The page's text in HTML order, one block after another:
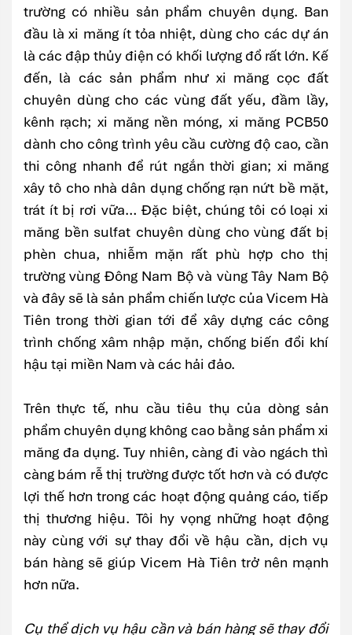
trường có nhiều sản phẩm chuyên dụng. Ban
đầu là xi măng ít tỏa nhiệt, dùng cho các dự án
là các đập thủy điện có khối lượng đổ rất lớn. Kế
đến, là các sản phẩm như xi măng cọc đất
chuyên dùng cho các vùng đất yếu, đầm lầy,
kênh rạch; xi măng nền móng, xi măng PCB50
dành cho công trình yêu cầu cường độ cao, cần
thi công nhanh để rút ngắn thời gian; xi măng
xây tô cho nhà dân dụng chống rạn nứt bề mặt,
trát ít bị rơi vữa… Đặc biệt, chúng tôi có loại xi
măng bền sulfat chuyên dùng cho vùng đất bị
phèn chua, nhiễm mặn rất phù hợp cho thị
trường vùng Đông Nam Bộ và vùng Tây Nam Bộ
và đây sẽ là sản phẩm chiến lược của Vicem Hà
Tiên trong thời gian tới để xây dựng các công
trình chống xâm nhập mặn, chống biến đổi khí
hậu tại miền Nam và các hải đảo.
Trên thực tế, nhu cầu tiêu thụ của dòng sản
phẩm chuyên dụng không cao bằng sản phẩm xi
măng đa dụng. Tuy nhiên, càng đi vào ngách thì
càng bám rễ thị trường được tốt hơn và có được
lợi thế hơn trong các hoạt động quảng cáo, tiếp
thị thương hiệu. Tôi hy vọng những hoạt động
này cùng với sự thay đổi về hậu cần, dịch vụ
bán hàng sẽ giúp Vicem Hà Tiên trở nên mạnh
hơn nữa.
Cụ thể dịch vụ hậu cần và bán hàng sẽ thay đổi